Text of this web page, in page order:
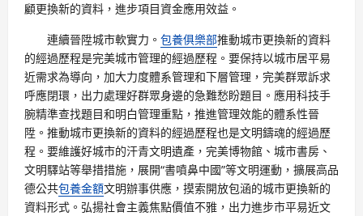
顧更換新的資料，進步項目資金應用效益。
連續晉陞城市軟實力。 包養俱樂部推動城市更換新的資料
的經過歷程是完美城市管理的經過歷程。要保持以城市居平易
近需求為導向，加大力度體系管理和下層管理，完美群眾訴求
呼應閉環，出力處理好群眾身邊的急難愁盼題目。應用科技手
腕精準查找題目和明白管理重點，推進管理效能的體系性晉
陞。推動城市更換新的資料的經過歷程也是文明鑄魂的經過歷
程。要維護好城市的汗青文明遺產，完美博物館、城市書房、
文明驛站等舉措措施，展開“書噴鼻中國”等文明運動，擴展高品
德公共包養金額文明辦事供應，摸索開放包涵的城市更換新的
資料形式。弘揚社會主義焦點價值不雅，出力進步市平易近文